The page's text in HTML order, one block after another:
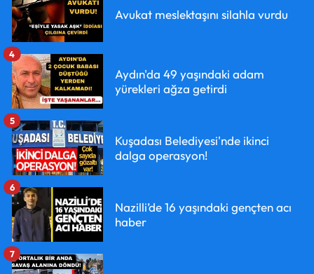
Avukat meslektaşını silahla vurdu
Aydın'da 49 yaşındaki adam
yürekleri ağza getirdi
4
Kuşadası Belediyesi'nde ikinci
dalga operasyon!
5
Nazilli’de 16 yaşındaki gençten acı
haber
6
7